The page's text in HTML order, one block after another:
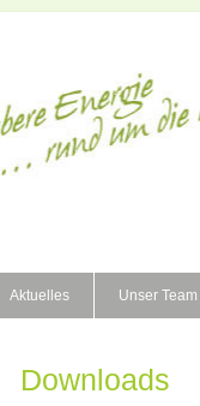
Aktuelles Unser Team
Downloads